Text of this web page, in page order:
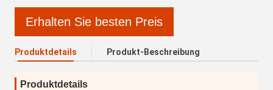
Erhalten Sie besten Preis
Produktdetails Produkt-Beschreibung
Produktdetails